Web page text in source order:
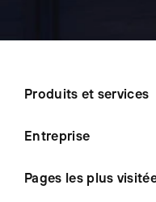
Produits et services
Entreprise
Pages les plus